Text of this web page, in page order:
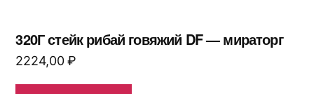
320Г стейк рибай говяжий DF — мираторг
2224,00₽